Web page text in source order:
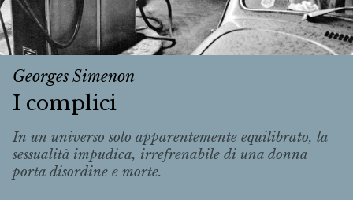
Georges Simenon
I complici
In un universo solo apparentemente equilibrato, la
sessualità impudica, irrefrenabile di una donna
porta disordine e morte.